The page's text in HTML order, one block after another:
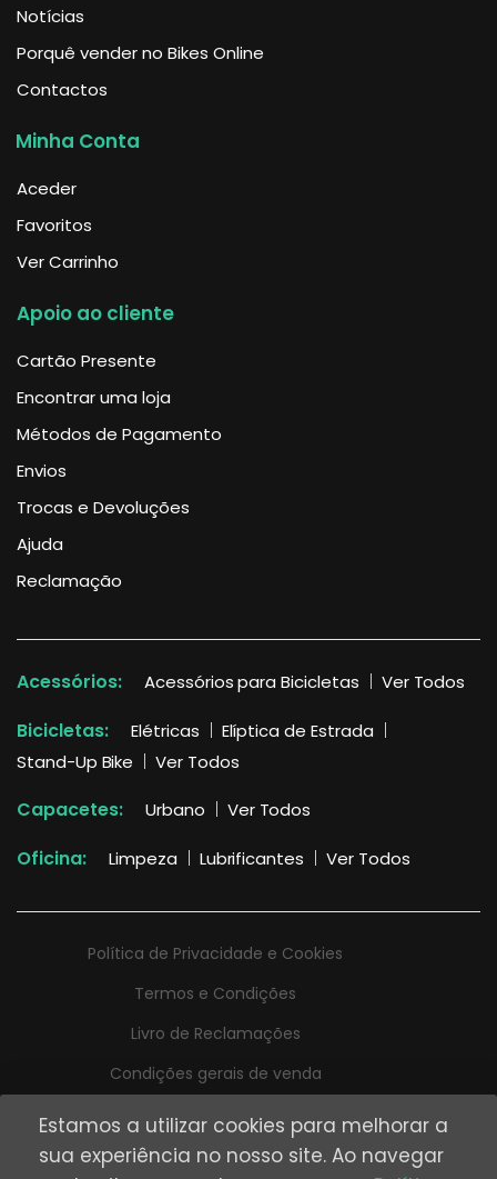
Notícias
Porquê vender no Bikes Online
Contactos
Minha Conta
Aceder
Favoritos
Ver Carrinho
Apoio ao cliente
Cartão Presente
Encontrar uma loja
Métodos de Pagamento
Envios
Trocas e Devoluções
Ajuda
Reclamação
Acessórios: Acessórios para Bicicletas Ver Todos
Bicicletas: Elétricas
Elíptica de Estrada
Stand-Up Bike
Ver Todos
Capacetes: Urbano Ver Todos
Oficina: Limpeza Lubrificantes Ver Todos
Política de Privacidade e Cookies
Termos e Condições
Livro de Reclamações
Condições gerais de venda
Estamos a utilizar cookies para melhorar a
sua experiência no nosso site. Ao navegar